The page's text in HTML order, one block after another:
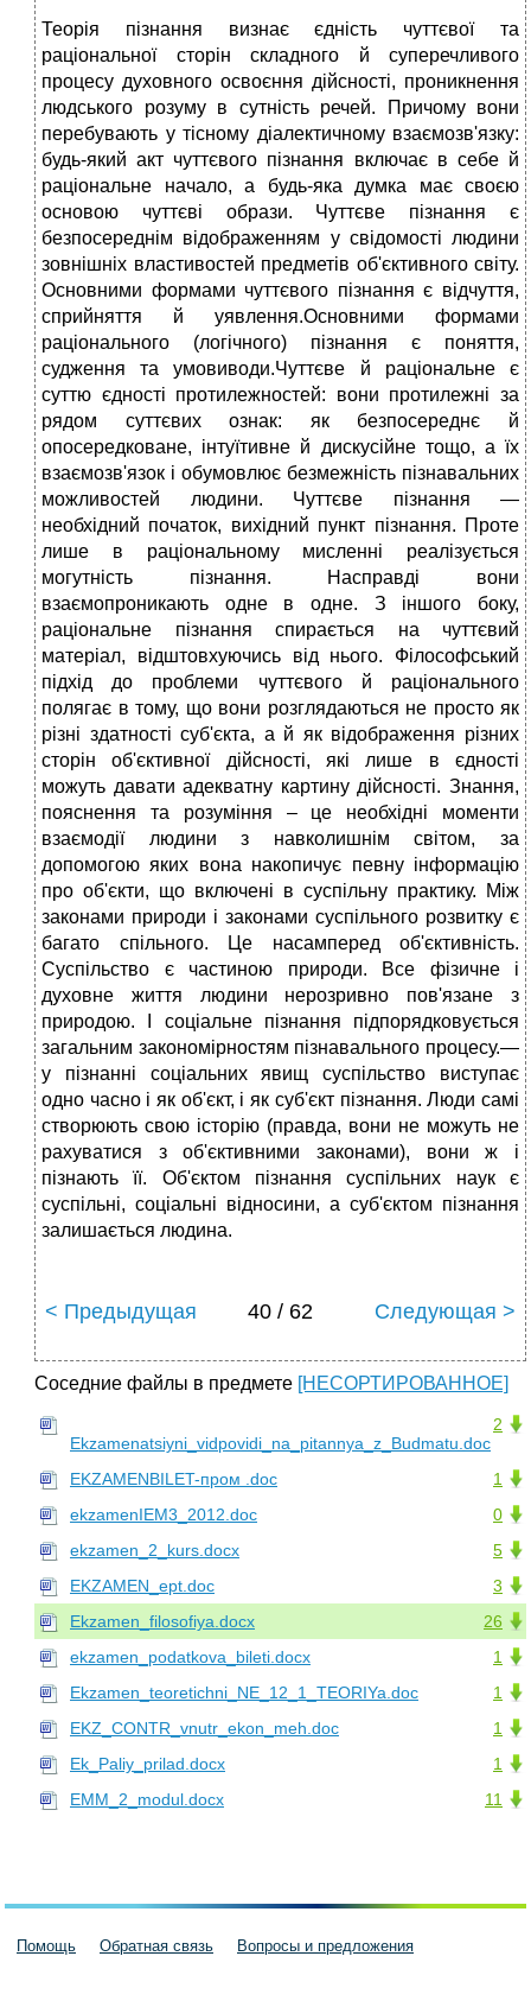
Теорія пізнання визнає єдність чуттєвої та
раціональної сторін складного й суперечливого
процесу духовного освоєння дійсності, проникнення
людського розуму в сутність речей. Причому вони
перебувають у тісному діалектичному взаємозв'язку:
будь-який акт чуттєвого пізнання включає в себе й
раціональне начало, а будь-яка думка має своєю
основою чуттєві образи. Чуттєве пізнання є
безпосереднім відображенням у свідомості людини
зовнішніх властивостей предметів об'єктивного світу.
Основними формами чуттєвого пізнання є відчуття,
сприйняття й уявлення.Основними формами
раціонального (логічного) пізнання є поняття,
судження та умовиводи.Чуттєве й раціональне є
суттю єдності протилежностей: вони протилежні за
рядом суттєвих ознак: як безпосереднє й
опосередковане, інтуїтивне й дискусійне тощо, а їх
взаємозв'язок і обумовлює безмежність пізнавальних
можливостей людини. Чуттєве пізнання —
необхідний початок, вихідний пункт пізнання. Проте
лише в раціональному мисленні реалізується
могутність пізнання. Насправді вони
взаємопроникають одне в одне. З іншого боку,
раціональне пізнання спирається на чуттєвий
матеріал, відштовхуючись від нього. Філософський
підхід до проблеми чуттєвого й раціонального
полягає в тому, що вони розглядаються не просто як
різні здатності суб'єкта, а й як відображення різних
сторін об'єктивної дійсності, які лише в єдності
можуть давати адекватну картину дійсності. Знання,
пояснення та розуміння – це необхідні моменти
взаємодії людини з навколишнім світом, за
допомогою яких вона накопичує певну інформацію
про об'єкти, що включені в суспільну практику. Між
законами природи і законами суспільного розвитку є
багато спільного. Це насамперед об'єктивність.
Суспільство є частиною природи. Все фізичне і
духовне життя людини нерозривно пов'язане з
природою. І соціальне пізнання підпорядковується
загальним закономірностям пізнавального процесу.—
у пізнанні соціальних явищ суспільство виступає
одно часно і як об'єкт, і як суб'єкт пізнання. Люди самі
створюють свою історію (правда, вони не можуть не
рахуватися з об'єктивними законами), вони ж і
пізнають її. Об'єктом пізнання суспільних наук є
суспільні, соціальні відносини, а суб'єктом пізнання
залишається людина.
< Предыдущая 40 / 62 Следующая >
Соседние файлы в предмете [НЕСОРТИРОВАННОЕ]
2
Ekzamenatsiyni_vidpovidi_na_pitannya_z_Budmatu.doc
1
EKZAMENBILET-пром .doc
0
ekzamenIEM3_2012.doc
5
ekzamen_2_kurs.docx
3
EKZAMEN_ept.doc
26
Ekzamen_filosofiya.docx
1
ekzamen_podatkova_bileti.docx
1
Ekzamen_teoretichni_NE_12_1_TEORIYa.doc
1
EKZ_CONTR_vnutr_ekon_meh.doc
1
Ek_Paliy_prilad.docx
11
EMM_2_modul.docx
Помощь Обратная связь Вопросы и предложения